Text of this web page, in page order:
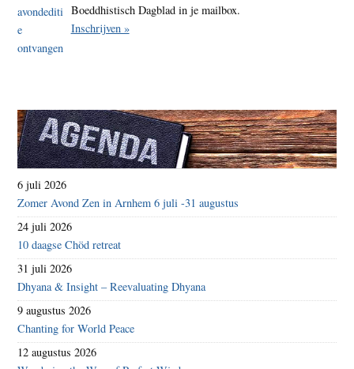
Boeddhistisch Dagblad in je mailbox.
Inschrijven »
6 juli 2026
Zomer Avond Zen in Arnhem 6 juli -31 augustus
24 juli 2026
10 daagse Chöd retreat
31 juli 2026
Dhyana & Insight – Reevaluating Dhyana
9 augustus 2026
Chanting for World Peace
12 augustus 2026